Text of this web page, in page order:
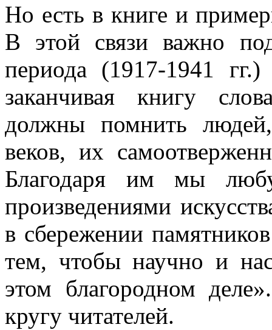
Но есть в книге и
В этой связи важно
периода (1917-1941
заканчивая книгу
должны помнить
веков, их
Благодаря им мы
произведениями
в сбережении
тем, чтобы научно и
этом благородном
кругу читателей.